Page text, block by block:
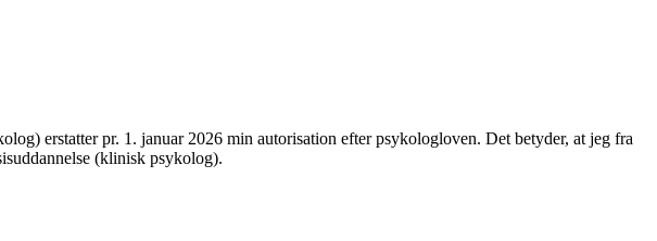
erstatter pr. 1. januar 2026 min autorisation efter psykologloven. Det betyder, at jeg fra
(klinisk psykolog).